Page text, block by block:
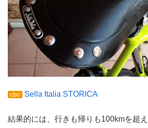
cbn Sella Italia STORICA
結果的には、行きも帰りも100kmを超